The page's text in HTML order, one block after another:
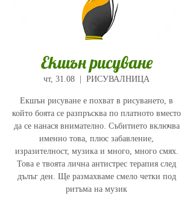
Екшън рисуване
чт, 31.08 РИСУВАЛНИЦА
Екшън рисуване е похват в рисуването, в
който боята се разпръсква по платното вместо
да се нанася внимателно. Събитието включва
именно това, плюс забавление,
изразителност, музика и много, много смях.
Това е твоята лична антистрес терапия след
дълъг ден. Ще размахваме смело четки под
ритъма на музик